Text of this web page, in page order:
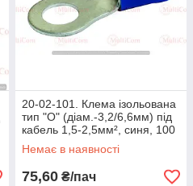
20-02-101. Клема ізольована
тип "О" (діам.-3,2/6,6мм) під
кабель 1,5-2,5мм², синя, 100
шт/пачка
Немає в наявності
75,60 ₴/пач